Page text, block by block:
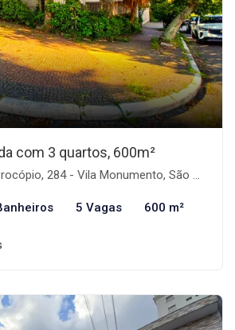
com 3 quartos, 600m²
284 - Vila Monumento, São Paulo-SP
5 Vagas 600 m²